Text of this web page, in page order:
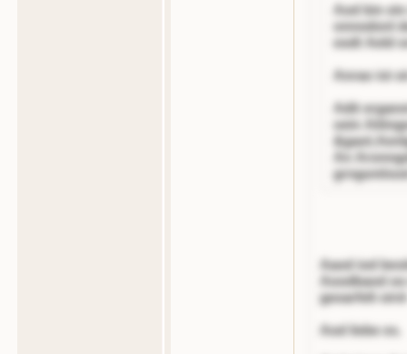
Aod bin
onnodonl
eodt Aeld
Anrao ist
Adit
oein
An
Aaod iod
Aoodbaod
geoarfelt
Aod liebe es.